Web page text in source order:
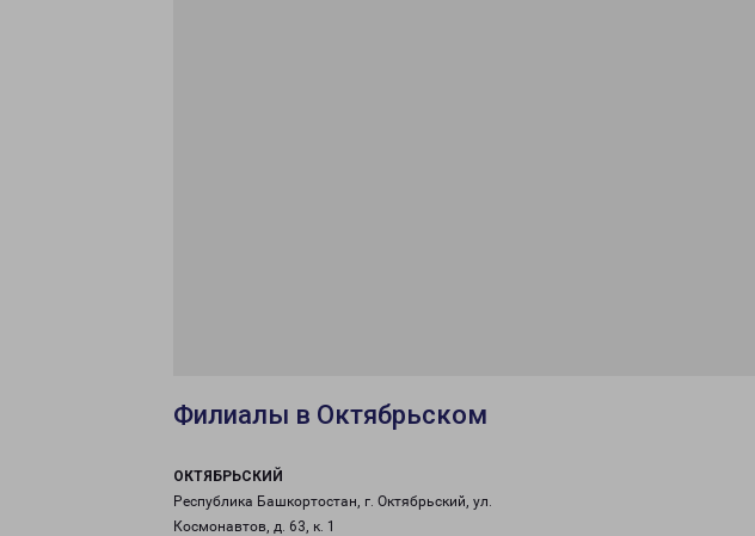
Филиалы в Октябрьском
ОКТЯБРЬСКИЙ
Республика Башкортостан, г. Октябрьский, ул.
Космонавтов, д. 63, к. 1